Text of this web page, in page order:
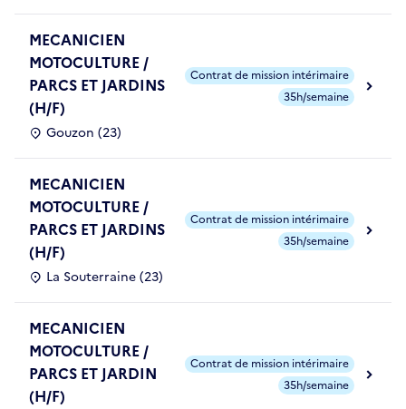
MECANICIEN
MOTOCULTURE /
PARCS ET JARDINS
(H/F)
Gouzon (23)
Contrat de mission intérimaire
35h/semaine
MECANICIEN
MOTOCULTURE /
PARCS ET JARDINS
(H/F)
La Souterraine (23)
Contrat de mission intérimaire
35h/semaine
MECANICIEN
MOTOCULTURE /
PARCS ET JARDIN
(H/F)
Contrat de mission intérimaire
35h/semaine